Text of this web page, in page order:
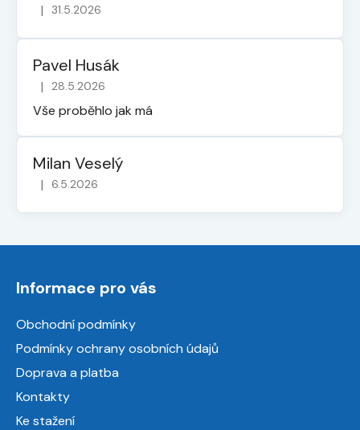
Hodnocení obchodu je 5 z 5 hvězdiček.
| 31.5.2026
Pavel Husák
Hodnocení obchodu je 5 z 5 hvězdiček.
| 28.5.2026
Vše proběhlo jak má
Milan Veselý
Hodnocení obchodu je 5 z 5 hvězdiček.
| 6.5.2026
Informace pro vás
Obchodní podmínky
Podmínky ochrany osobních údajů
Doprava a platba
Kontakty
Ke stažení